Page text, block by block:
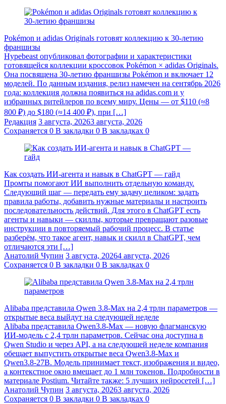
Pokémon и adidas Originals готовят коллекцию к 30-летию
франшизы
Hypebeast опубликовал фотографии и характеристики
готовящейся коллекции кроссовок Pokémon × adidas Originals.
Она посвящена 30-летию франшизы Pokémon и включает 12
моделей. По данным издания, релиз намечен на сентябрь 2026
года: коллекция должна появиться на adidas.com и у
избранных ритейлеров по всему миру. Цены — от $110 (≈8
800 ₽) до $180 (≈14 400 ₽), при […]
Редакция 3 августа, 20263 августа, 2026
Сохраняется 0 В закладки 0 В закладках 0
Как создать ИИ-агента и навык в ChatGPT — гайд
Промты помогают ИИ выполнить отдельную команду.
Следующий шаг — передать ему задачу целиком: задать
правила работы, добавить нужные материалы и настроить
последовательность действий. Для этого в ChatGPT есть
агенты и навыки — скиллы, которые превращают разовые
инструкции в повторяемый рабочий процесс. В статье
разберём, что такое агент, навык и скилл в ChatGPT, чем
отличаются эти […]
Анатолий Чупин 3 августа, 20264 августа, 2026
Сохраняется 0 В закладки 0 В закладках 0
Alibaba представила Qwen 3.8‑Max на 2,4 трлн параметров —
открытые веса выйдут на следующей неделе
Alibaba представила Qwen3.8‑Max — новую флагманскую
ИИ-модель с 2,4 трлн параметров. Сейчас она доступна в
Qwen Studio и через API, а на следующей неделе компания
обещает выпустить открытые веса Qwen3.8‑Max и
Qwen3.8‑27B. Модель принимает текст, изображения и видео,
а контекстное окно вмещает до 1 млн токенов. Подробности в
материале Postium. Читайте также: 5 лучших нейросетей […]
Анатолий Чупин 3 августа, 20263 августа, 2026
Сохраняется 0 В закладки 0 В закладках 0